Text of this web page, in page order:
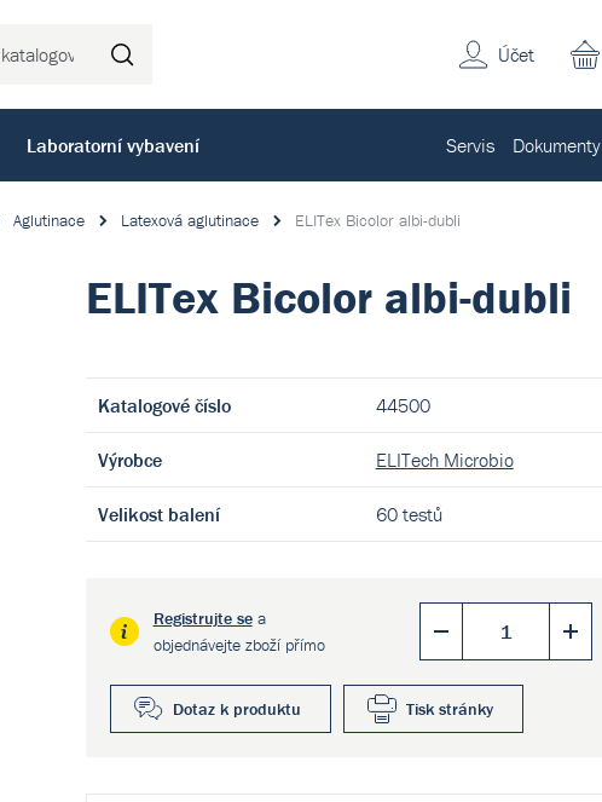
Účet
Laboratorní vybavení Servis Dokumenty
Aglutinace Latexová aglutinace ELITex Bicolor albi-dubli
ELITex Bicolor albi-dubli
Katalogové číslo 44500
Výrobce ELITech Microbio
Velikost balení 60 testů
Registrujte sea
objednávejte zboží přímo
Dotaz k produktu Tisk stránky